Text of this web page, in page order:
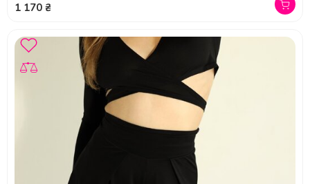
1 170 ₴